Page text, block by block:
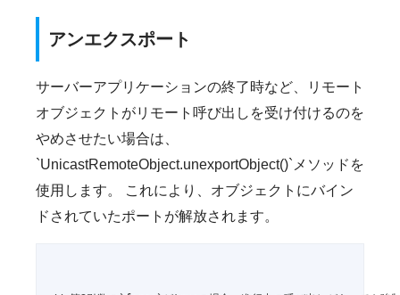
アンエクスポート
サーバーアプリケーションの終了時など、リモート
オブジェクトがリモート呼び出しを受け付けるのを
やめさせたい場合は、
`UnicastRemoteObject.unexportObject()`メソッドを
使用します。 これにより、オブジェクトにバイン
ドされていたポートが解放されます。